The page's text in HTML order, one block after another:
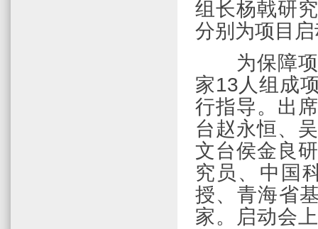
组长杨戟研
分别为项目
为保障
家13人组成
行指导。出
台赵永恒、
文台侯金良
究员、中国
授、青海省
家。启动会